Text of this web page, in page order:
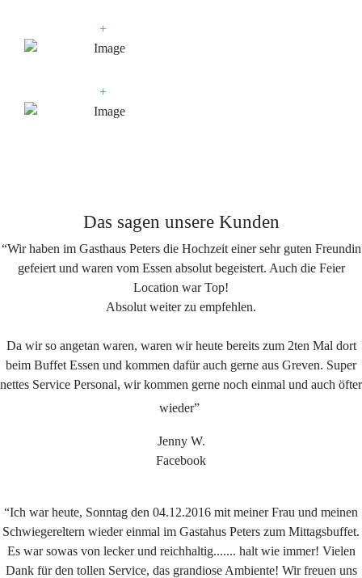
+
+
Das sagen unsere Kunden
“Wir haben im Gasthaus Peters die Hochzeit einer sehr guten Freundin
gefeiert und waren vom Essen absolut begeistert. Auch die Feier
Location war Top!
Absolut weiter zu empfehlen.
Da wir so angetan waren, waren wir heute bereits zum 2ten Mal dort
beim Buffet Essen und kommen dafür auch gerne aus Greven. Super
nettes Service Personal, wir kommen gerne noch einmal und auch öfter
wieder”
Jenny W.
Facebook
“Ich war heute, Sonntag den 04.12.2016 mit meiner Frau und meinen
Schwiegereltern wieder einmal im Gastahus Peters zum Mittagsbuffet.
Es war sowas von lecker und reichhaltig....... halt wie immer! Vielen
Dank für den tollen Service, das grandiose Ambiente! Wir freuen uns